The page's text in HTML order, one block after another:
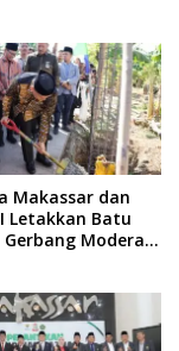
Makassar dan
Letakkan Batu
Moderasi